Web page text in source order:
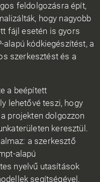
feldolgozásra épít,
hogy nagyobb
fájl esetén is gyors
alapú kódkiegészítést, a
szerkesztést és a
a beépített
lehetővé teszi, hogy
projekten dolgozzon
keresztül.
a szerkesztő
alapú
nyelvű utasítások
segítségével.